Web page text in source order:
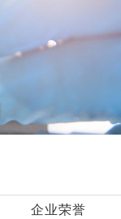
企业荣誉